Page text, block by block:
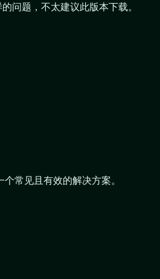
问题，不太建议此版本下载。
常见且有效的解决方案。